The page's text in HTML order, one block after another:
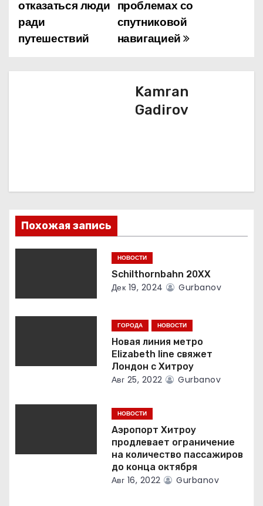
в
и
г
п
о
з
п
и
я
проблемах со
спутниковой
навигацией
отказаться люди
ради
путешествий
Kamran
Gadirov
Похожая запись
НОВОСТИ
Schilthornbahn 20XX
Дек 19, 2024 Gurbanov
ГОРОДА НОВОСТИ
Новая линия метро
Elizabeth line свяжет
Лондон с Хитроу
Авг 25, 2022 Gurbanov
НОВОСТИ
Аэропорт Хитроу
продлевает ограничение
на количество пассажиров
до конца октября
Авг 16, 2022 Gurbanov